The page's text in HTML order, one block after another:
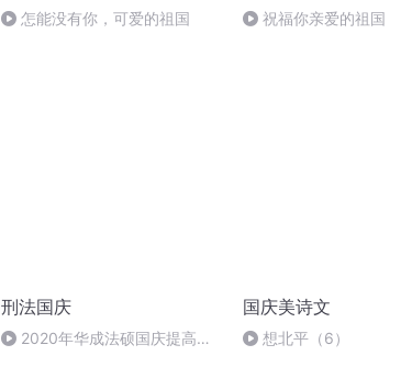
怎能没有你，可爱的祖国 祝福你亲爱的祖国
刑法国庆
2020年华成法硕国庆提高班
国庆美诗文
想北平（6）